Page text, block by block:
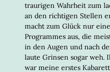
traurigen Wahrheit zum
an den richtigen Stellen
macht zum Glück nur
Programmes aus, die
in den Augen und nach
laute Grinsen sogar weh.
war meine erstes